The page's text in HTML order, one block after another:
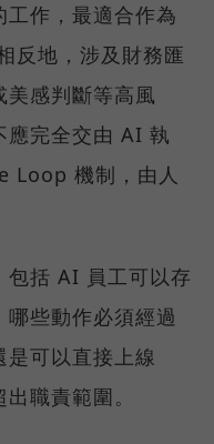
作，最適合作為
反地，涉及財務匯
感判斷等高風
應完全交由 AI 執
Loop 機制，由人
包括 AI 員工可以存
些動作必須經過
是可以直接上線
職責範圍。